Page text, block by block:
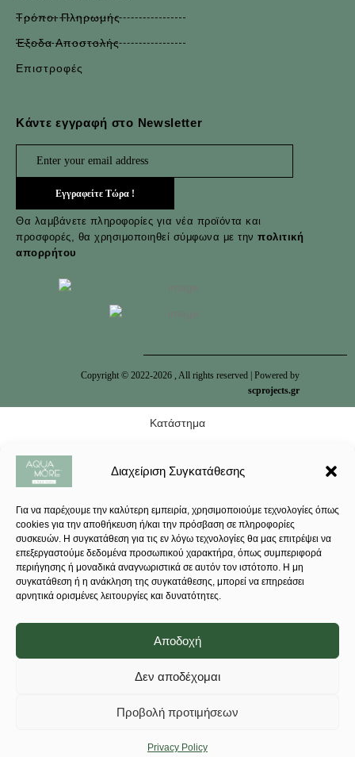
Διαχείριση Συγκατάθεσης
Για να παρέχουμε την καλύτερη εμπειρία, χρησιμοποιούμε τεχνολογίες όπως
cookies για την αποθήκευση ή/και την πρόσβαση σε πληροφορίες
συσκευών. Η συγκατάθεση για τις εν λόγω τεχνολογίες θα μας επιτρέψει να
επεξεργαστούμε δεδομένα προσωπικού χαρακτήρα, όπως συμπεριφορά
περιήγησης ή μοναδικά αναγνωριστικά σε αυτόν τον ιστότοπο. Η μη
συγκατάθεση ή η ανάκληση της συγκατάθεσης, μπορεί να επηρεάσει
αρνητικά ορισμένες λειτουργίες και δυνατότητες.
Αποδοχή
Δεν αποδέχομαι
Προβολή προτιμήσεων
Privacy Policy
Τρόποι Πληρωμής
Έξοδα Αποστολής
Επιστροφές
Κάντε εγγραφή στο Newsletter
Θα λαμβάνετε πληροφορίες για νέα προϊόντα και
προσφορές, θα χρησιμοποιηθεί σύμφωνα με την πολιτική
απορρήτου
Copyright © 2022-2026, All rights reserved | Powered by
scprojects.gr
Κατάστημα
Λογαριασμός
ΑΥΤΟΜΑΤΟΣ ΟΓΚΟΜΕΤΡΙΚΟΣ ΑΠΟΣΚΛΗΡΥΝΤΗΣ
ΝΕΡΟΥ COMPACT SOFTENER VOLUMETRIC
CANATURE 25lt
ΑΓΌΡΑΣΕ ΤΟ